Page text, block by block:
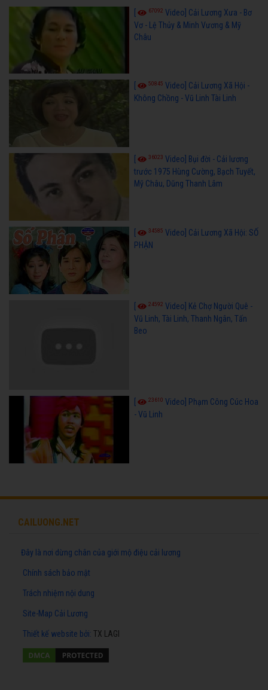
[ 67092 Video] Cải Lương Xưa - Bơ
Vơ - Lệ Thủy & Minh Vương & Mỹ
Châu
50845 Video] Cải Lương Xã Hội -
Không Chồng - Vũ Linh Tài Linh
36023 Video] Bụi đời - Cải lương
trước 1975 Hùng Cường, Bạch Tuyết,
Mỹ Châu, Dũng Thanh Lâm
34585 Video] Cải Lương Xã Hội: SỐ
PHẬN
24592 Video] Kẻ Chợ Người Quê -
Vũ Linh, Tài Linh, Thanh Ngân, Tấn
Beo
23610 Video] Phạm Công Cúc Hoa
- Vũ Linh
CAILUONG.NET
Đây là nơi dừng chân của giới mộ điệu cải lương
Chính sách bảo mật
Trách nhiệm nội dung
Site-Map Cải Lương
Thiết kế website bởi: TX LAGI